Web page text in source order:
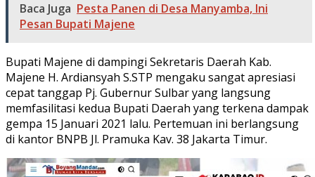
Baca Juga Pesta Panen di Desa Manyamba, Ini
Pesan Bupati Majene
Bupati Majene di dampingi Sekretaris Daerah Kab.
Majene H. Ardiansyah S.STP mengaku sangat apresiasi
cepat tanggap Pj. Gubernur Sulbar yang langsung
memfasilitasi kedua Bupati Daerah yang terkena dampak
gempa 15 Januari 2021 lalu. Pertemuan ini berlangsung
di kantor BNPB Jl. Pramuka Kav. 38 Jakarta Timur.